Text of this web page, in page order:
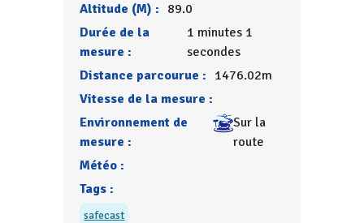
Altitude (M) : 89.0
Durée de la
mesure :
1 minutes 1
secondes
Distance parcourue : 1476.02m
Vitesse de la mesure :
Environnement de
mesure :
Sur la
route
Météo :
Tags :
safecast